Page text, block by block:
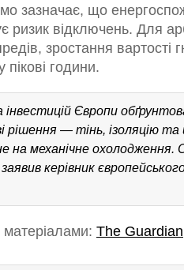
зазначає, що
ризик відключень. Для
зростання вартості
пікові години.
Європи
рішення — тінь, ізоляцію
на механічне охолодження.
керівник
матеріалами: The Guardian